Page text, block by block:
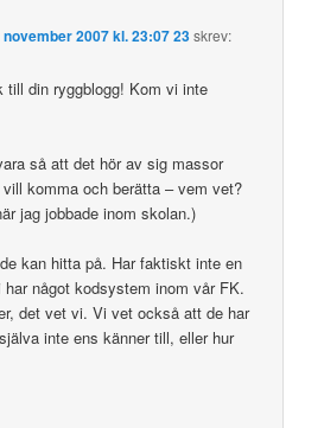
2007 kl. 23:07 23skrev:
till din ryggblogg! Kom vi inte
så att det hör av sig massor
komma och berätta – vem vet?
jag jobbade inom skolan.)
kan hitta på. Har faktiskt inte en
något kodsystem inom vår FK.
det vet vi. Vi vet också att de har
inte ens känner till, eller hur